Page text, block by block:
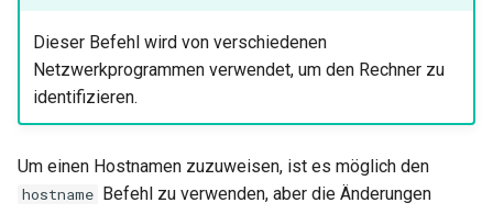
Dieser Befehl wird von verschiedenen
Netzwerkprogrammen verwendet, um den Rechner zu
identifizieren.
Um einen Hostnamen zuzuweisen, ist es möglich den
hostname
Befehl zu verwenden, aber die Änderungen